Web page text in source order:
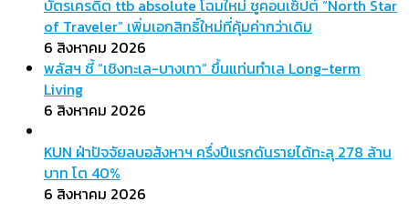
บัตรเครดิต ttb absolute โฉมใหม่ ชูคอนเซ็ปต์ “North Star
of Traveler” เพิ่มเอกสิทธิ์ใหม่ที่คุ้มค่ากว่าเดิม
6 สิงหาคม 2026
พลัสฯ ชี้ “เชิงทะเล-บางเทา” ขึ้นแท่นทำเล Long-term
Living
6 สิงหาคม 2026
KUN ฝ่าปัจจัยลบอสังหาฯ ครึ่งปีแรกดันรายได้ทะลุ 278 ล้าน
บาท โต 40%
6 สิงหาคม 2026